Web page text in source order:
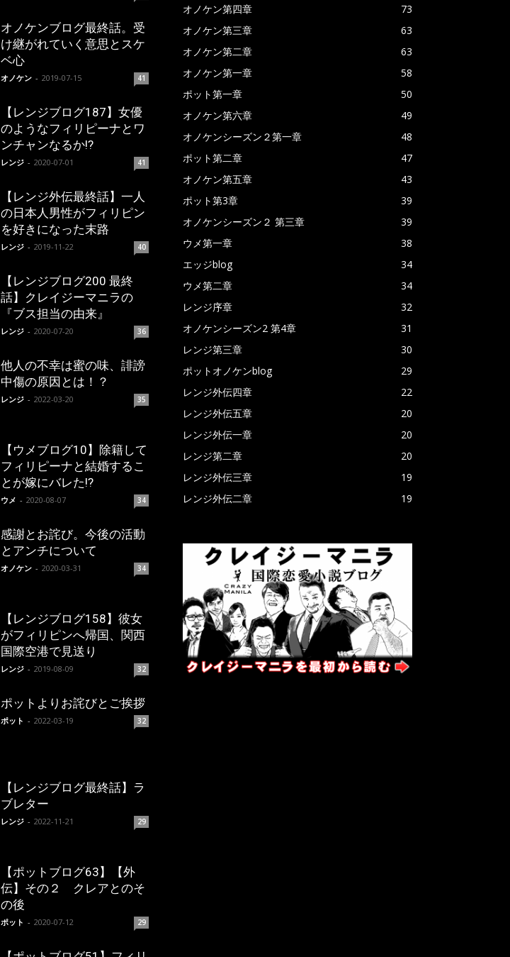
オノケンブログ最終話。受
け継がれていく意思とスケ
ベ心
オノケン - 2019-07-15 41
【レンジブログ187】女優
のようなフィリピーナとワ
ンチャンなるか!?
レンジ - 2020-07-01 41
【レンジ外伝最終話】一人
の日本人男性がフィリピン
を好きになった末路
レンジ - 2019-11-22 40
【レンジブログ200 最終
話】クレイジーマニラの
『ブス担当の由来』
レンジ - 2020-07-20 36
他人の不幸は蜜の味、誹謗
中傷の原因とは！？
レンジ - 2022-03-20 35
【ウメブログ10】除籍して
フィリピーナと結婚するこ
とが嫁にバレた!?
ウメ - 2020-08-07 34
感謝とお詫び。今後の活動
とアンチについて
オノケン - 2020-03-31 34
【レンジブログ158】彼女
がフィリピンへ帰国、関西
国際空港で見送り
レンジ - 2019-08-09 32
ポットよりお詫びとご挨拶
ポット - 2022-03-19 32
【レンジブログ最終話】ラ
ブレター
レンジ - 2022-11-21 29
【ポットブログ63】【外
伝】その２ クレアとのそ
の後
ポット - 2020-07-12 29
オノケン第四章
73
オノケン第三章
63
オノケン第二章
63
オノケン第一章
58
ポット第一章
50
オノケン第六章
49
オノケンシーズン２第一章
48
ポット第二章
47
オノケン第五章
43
ポット第3章
39
オノケンシーズン２ 第三章
39
ウメ第一章
38
エッジblog
34
ウメ第二章
34
レンジ序章
32
オノケンシーズン2 第4章
31
レンジ第三章
30
ポットオノケンblog
29
レンジ外伝四章
22
レンジ外伝五章
20
レンジ外伝一章
20
レンジ第二章
20
レンジ外伝三章
19
レンジ外伝二章
19